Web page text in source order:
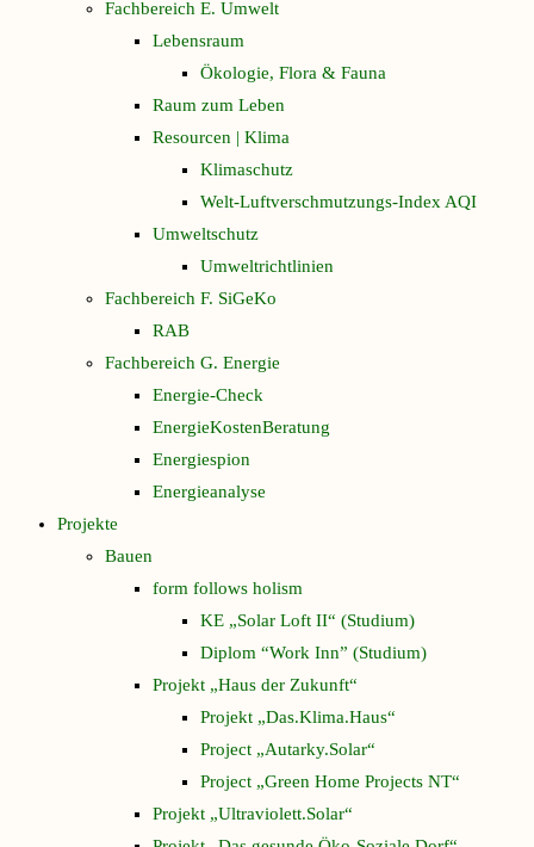
Fachbereich E. Umwelt
Lebensraum
Ökologie, Flora & Fauna
Raum zum Leben
Resourcen | Klima
Klimaschutz
Welt-Luftverschmutzungs-Index AQI
Umweltschutz
Umweltrichtlinien
Fachbereich F. SiGeKo
RAB
Fachbereich G. Energie
Energie-Check
EnergieKostenBeratung
Energiespion
Energieanalyse
Projekte
Bauen
form follows holism
KE „Solar Loft II“ (Studium)
Diplom “Work Inn” (Studium)
Projekt „Haus der Zukunft“
Projekt „Das.Klima.Haus“
Project „Autarky.Solar“
Project „Green Home Projects NT“
Projekt „Ultraviolett.Solar“